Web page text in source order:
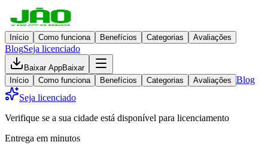
Início Como funciona Benefícios Categorias Avaliações
BlogSeja licenciado
Baixar AppBaixar
Início
Como funciona Benefícios Categorias Avaliações Blog
Seja licenciado
Verifique se a sua cidade está disponível para licenciamento
Entrega em minutos